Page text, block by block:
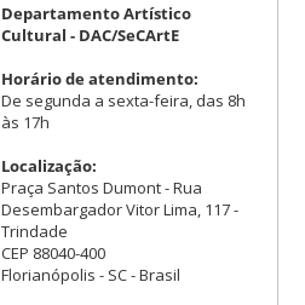
Departamento Artístico
Cultural - DAC/SeCArtE
Horário de atendimento:
De segunda a sexta-feira, das 8h
às 17h
Localização:
Praça Santos Dumont - Rua
Desembargador Vitor Lima, 117 -
Trindade
CEP 88040-400
Florianópolis - SC - Brasil